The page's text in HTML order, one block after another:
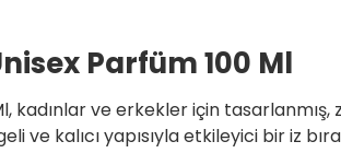
Parfüm 100 Ml
kadınlar ve erkekler için
ve kalıcı yapısıyla etkileyici bir iz